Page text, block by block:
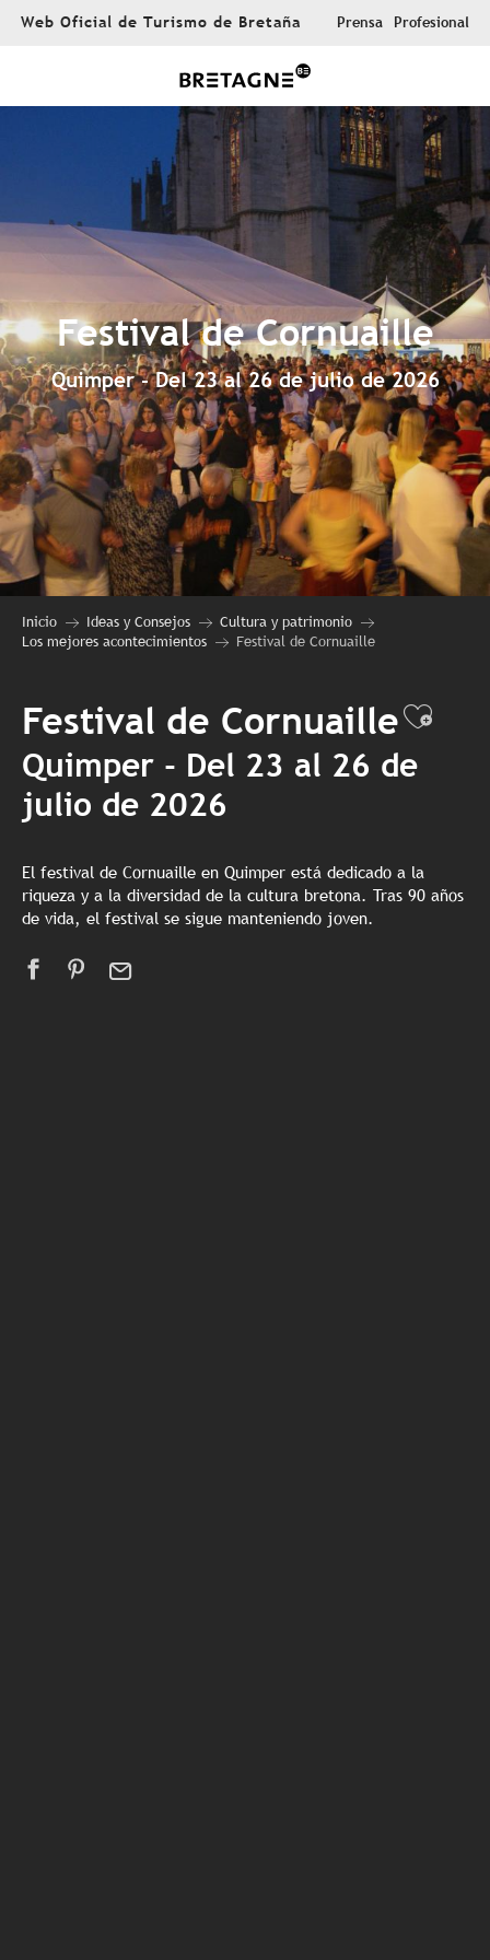
AllerWeb Oficial de Turismo de Bretaña Prensa Profesional
Festival de Cornuaille
Quimper - Del 23 al 26 de julio de 2026
Inicio Ideas y Consejos
Cultura y patrimonio
Los mejores acontecimientos
Festival de Cornuaille
Festival de Cornuaille
Quimper - Del 23 al 26 de
julio de 2026
El festival de Cornuaille en Quimper está dedicado a la
riqueza y a la diversidad de la cultura bretona. Tras 90 años
de vida, el festival se sigue manteniendo joven.